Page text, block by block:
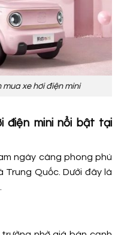
xe hơi điện mini
điện mini nổi bật tại
ngày càng phong phú
Trung Quốc. Dưới đây là